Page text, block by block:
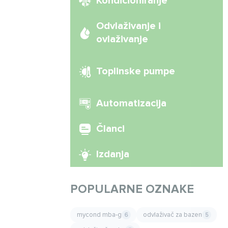
Odvlaživanje i
ovlaživanje
Toplinske pumpe
Automatizacija
Članci
Izdanja
POPULARNE OZNAKE
mycond mba-g 6 odvlaživač za bazen 5